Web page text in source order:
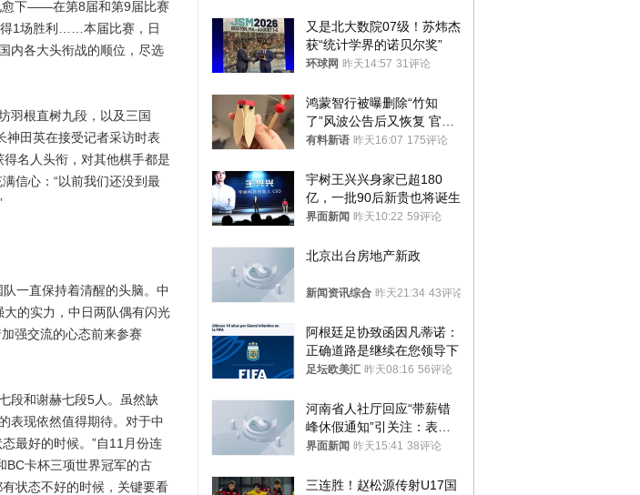
愈下——在第8届和第9届比赛
得1场胜利……本届比赛，日
内各大头衔战的顺位，尽选
根直树九段，以及三国
神田英在接受记者采访时表
名人头衔，对其他棋手都是
信心：“以前我们还没到最
一直保持着清醒的头脑。中
的实力，中日两队偶有闪光
强交流的心态前来参赛
和谢赫七段5人。虽然缺
表现依然值得期待。对于中
最好的时候。”自11月份连
BC卡杯三项世界冠军的古
状态不好的时候，关键要看
又是北大数院07级！苏炜杰
获“统计学界的诺贝尔奖”
环球网 昨天14:57 31评论
鸿蒙智行被曝删除“竹知
了”风波公告后又恢复 官媒
曾力挺：劝华为要大度的，
有料新语 昨天16:07 175评论
宇树王兴兴身家已超180
亿，一批90后新贵也将诞生
界面新闻 昨天10:22 59评论
北京出台房地产新政
新闻资讯综合 昨天21:34 43评论
阿根廷足协致函因凡蒂诺：
正确道路是继续在您领导下
足坛欧美汇 昨天08:16 56评论
河南省人社厅回应“带薪错
峰休假通知”引关注：表述
不够准确，待修改后印发
界面新闻 昨天15:41 38评论
三连胜！赵松源传射U17国